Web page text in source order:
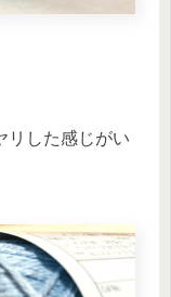
リした感じがい